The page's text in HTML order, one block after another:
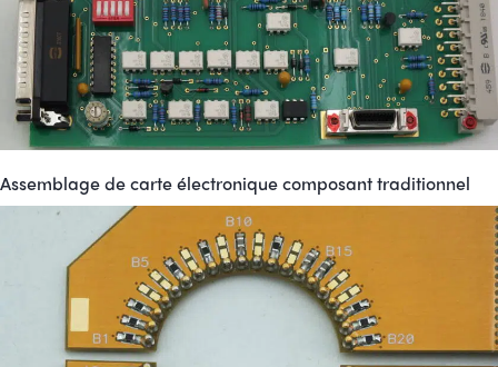
Assemblage de carte électronique composant traditionnel